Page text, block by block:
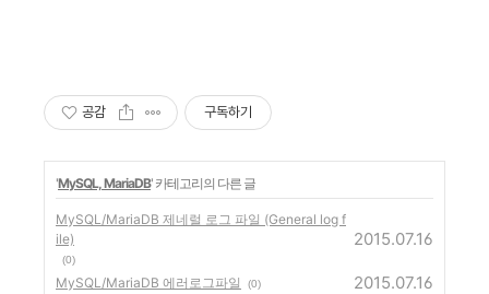
공감 구독하기
'MySQL, MariaDB' 카테고리의 다른 글
MySQL/MariaDB 제네럴 로그 파일 (General log f
ile)
(0)
2015.07.16
MySQL/MariaDB 에러로그파일 (0) 2015.07.16